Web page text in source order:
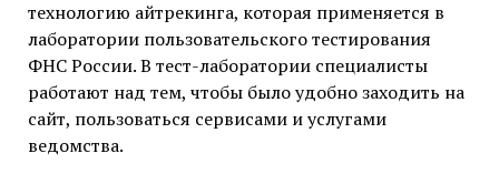
технологию айтрекинга, которая применяется в
лаборатории пользовательского тестирования
ФНС России. В тест-лаборатории специалисты
работают над тем, чтобы было удобно заходить на
сайт, пользоваться сервисами и услугами
ведомства.